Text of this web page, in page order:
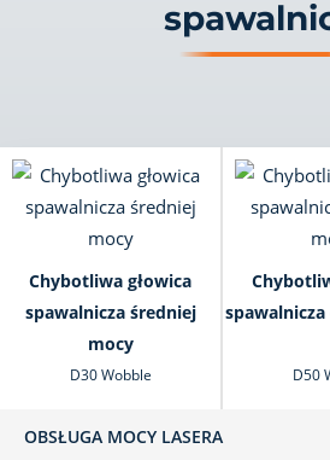
Chybotliwa głowica
spawalnicza średniej
mocy
D30 Wobble D50
OBSŁUGA MOCY LASERA